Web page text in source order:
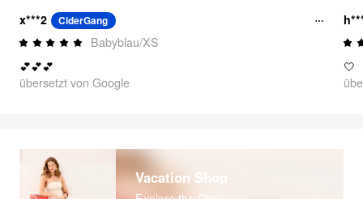
x***2 CiderGang
Babyblau/XS
💕💕💕
übersetzt von Google
🤍
Vacation Shop